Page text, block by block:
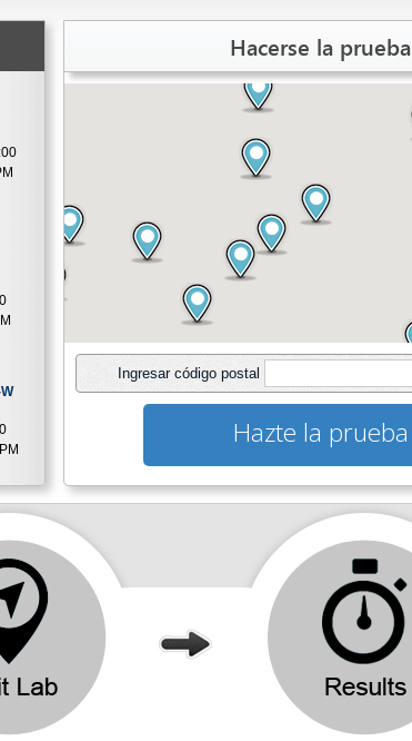
|
Hacerse la prueba
Ingresar código postal
Hazte la prueba